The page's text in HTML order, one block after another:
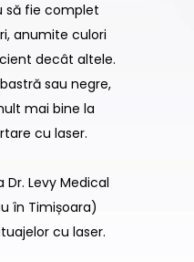
să fie complet
anumite culori
decât altele.
sau negre,
mai bine la
cu laser.
Levy Medical
în Timișoara)
cu laser.